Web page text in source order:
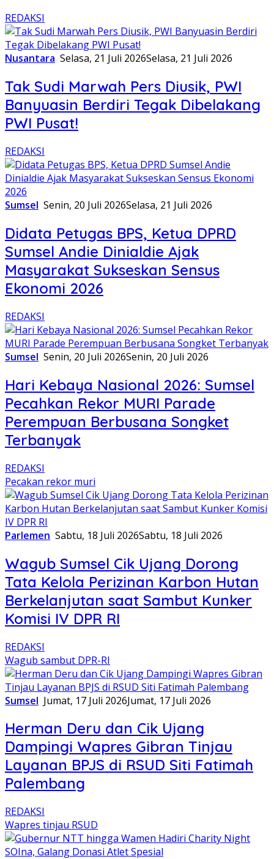
REDAKSI
Nusantara Selasa, 21 Juli 2026Selasa, 21 Juli 2026
Tak Sudi Marwah Pers Diusik, PWI
Banyuasin Berdiri Tegak Dibelakang
PWI Pusat!
REDAKSI
Sumsel Senin, 20 Juli 2026Selasa, 21 Juli 2026
Didata Petugas BPS, Ketua DPRD
Sumsel Andie Dinialdie Ajak
Masyarakat Sukseskan Sensus
Ekonomi 2026
REDAKSI
Sumsel Senin, 20 Juli 2026Senin, 20 Juli 2026
Hari Kebaya Nasional 2026: Sumsel
Pecahkan Rekor MURI Parade
Perempuan Berbusana Songket
Terbanyak
REDAKSI
Pecakan rekor muri
Parlemen Sabtu, 18 Juli 2026Sabtu, 18 Juli 2026
Wagub Sumsel Cik Ujang Dorong
Tata Kelola Perizinan Karbon Hutan
Berkelanjutan saat Sambut Kunker
Komisi IV DPR RI
REDAKSI
Wagub sambut DPR-RI
Sumsel Jumat, 17 Juli 2026Jumat, 17 Juli 2026
Herman Deru dan Cik Ujang
Dampingi Wapres Gibran Tinjau
Layanan BPJS di RSUD Siti Fatimah
Palembang
REDAKSI
Wapres tinjau RSUD